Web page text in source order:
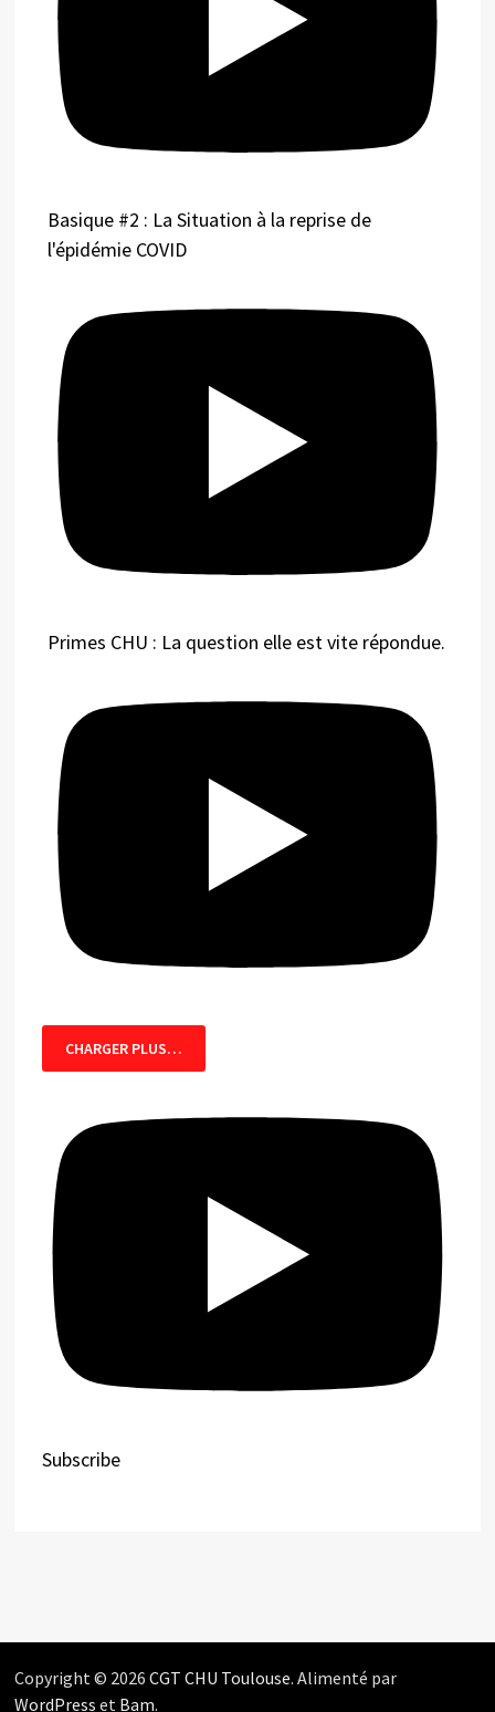
Basique #2 : La Situation à la reprise de
l'épidémie COVID
Primes CHU : La question elle est vite répondue.
CHARGER PLUS…
Subscribe
Copyright © 2026CGT CHU Toulouse. Alimenté par
WordPress et Bam.